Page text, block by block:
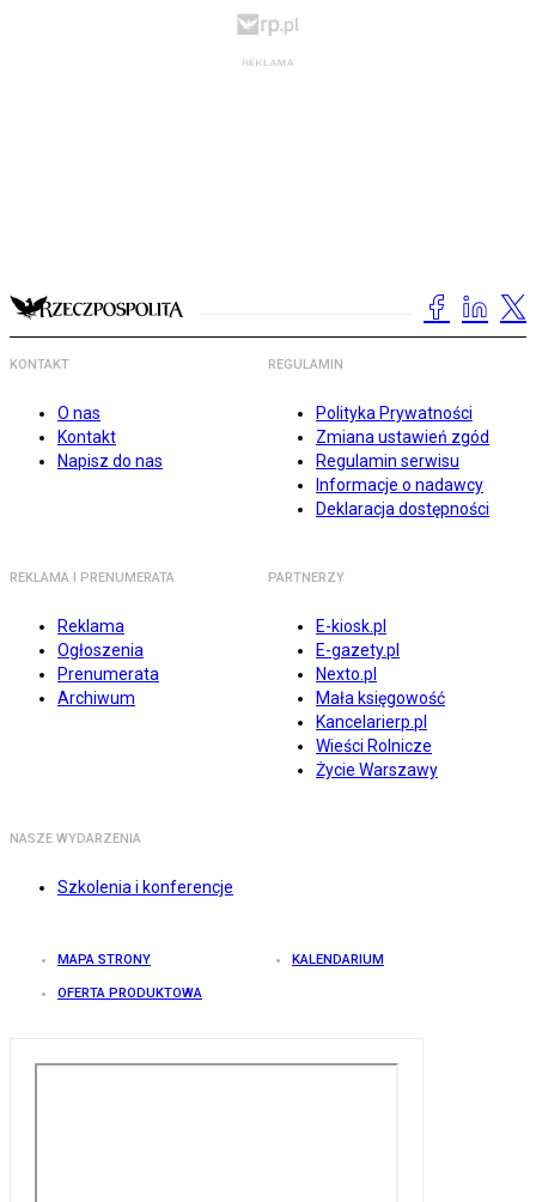
KONTAKT
O nas
Kontakt
Napisz do nas
REGULAMIN
Polityka Prywatności
Zmiana ustawień zgód
Regulamin serwisu
Informacje o nadawcy
Deklaracja dostępności
REKLAMA I PRENUMERATA
Reklama
Ogłoszenia
Prenumerata
Archiwum
PARTNERZY
E-kiosk.pl
E-gazety.pl
Nexto.pl
Mała księgowość
Kancelarierp.pl
Wieści Rolnicze
Życie Warszawy
NASZE WYDARZENIA
Szkolenia i konferencje
MAPA STRONY KALENDARIUM
OFERTA PRODUKTOWA